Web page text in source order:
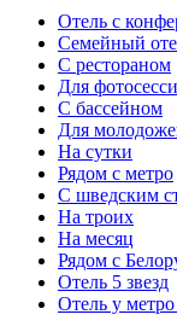
Отель с
Семейный
С рестораном
Для
С бассейном
Для
На сутки
Рядом с метро
С шведским
На троих
На месяц
Рядом с
Отель 5 звезд
Отель у метро